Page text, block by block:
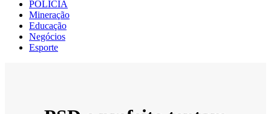
POLÍCIA
Mineração
Educação
Negócios
Esporte